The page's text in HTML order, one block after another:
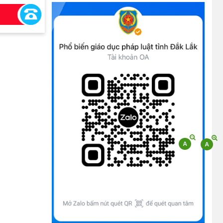
toàn trình, một phần trên môi trường điện
Bộ Chính trị, Ban Bí thư kết luận về phân
quyền địa phương 2 cấp
(08/10/2025)
Tích cực tham gia góp ý, tuyên truyền dự
thảo Bộ luật Hình sự (sửa đổi) và Luật Tổ
chức cơ quan điều tra (sửa đổi)
(24/07/2026)
(13/11/2025)